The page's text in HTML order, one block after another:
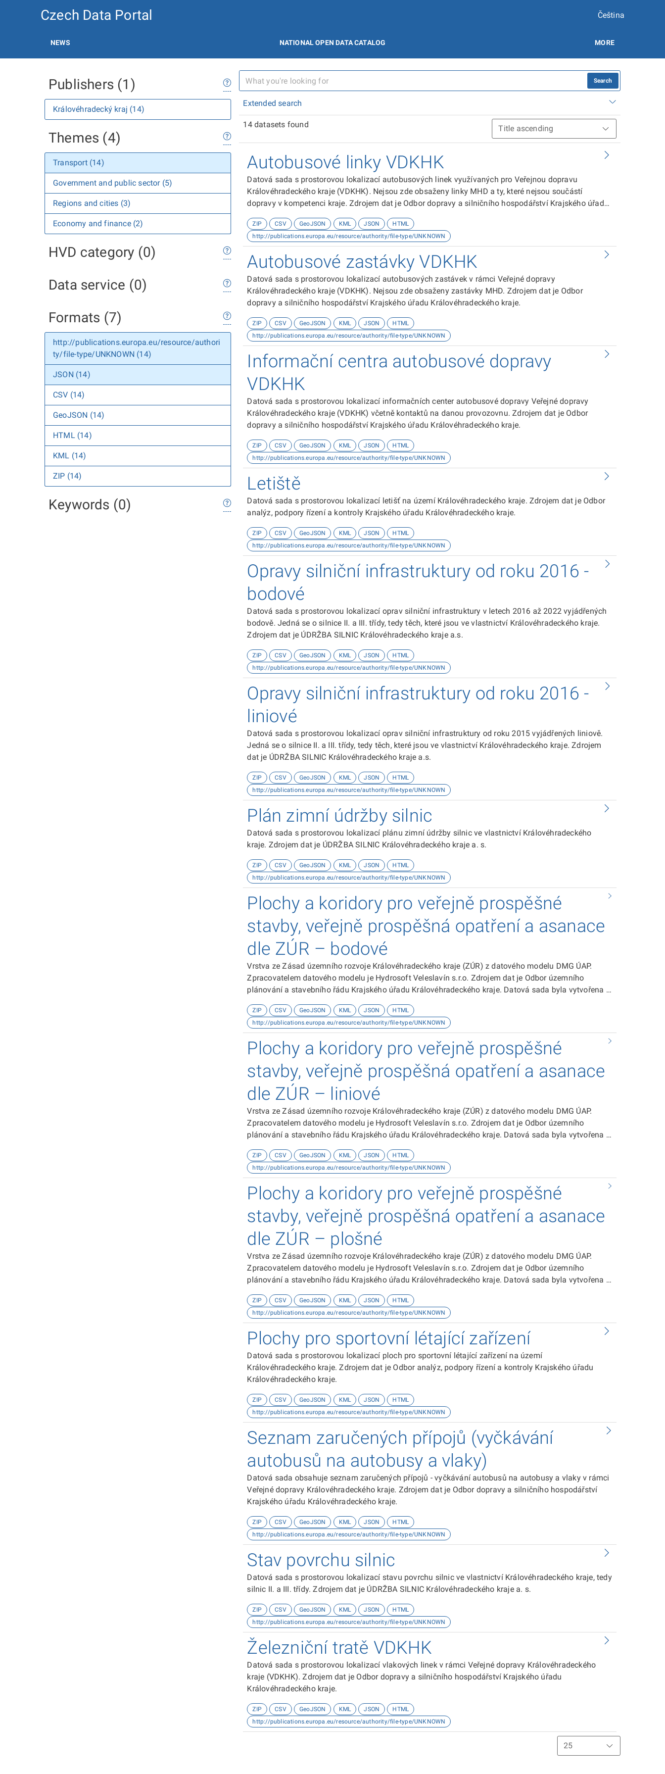
Czech Data Portal Čeština
NEWS NATIONAL OPEN DATA CATALOG MORE
Publishers (1)
Královéhradecký kraj (14)
Themes (4)
Transport (14)
Government and public sector (5)
Regions and cities (3)
Economy and finance (2)
HVD category (0)
Data service (0)
Formats (7)
http://publications.europa.eu/resource/authori
ty/file-type/UNKNOWN (14)
JSON (14)
CSV (14)
GeoJSON (14)
HTML (14)
KML (14)
ZIP (14)
Keywords (0)
Search
Extended search
14 datasets found
Autobusové linky VDKHK
Datová sada s prostorovou lokalizací autobusových linek využívaných pro Veřejnou dopravu
Královéhradeckého kraje (VDKHK). Nejsou zde obsaženy linky MHD a ty, které nejsou součástí
dopravy v kompetenci kraje. Zdrojem dat je Odbor dopravy a silničního hospodářství Krajského úřadu
ZIP CSV GeoJSON KML JSON
HTML
http://publications.europa.eu/resource/authority/file-type/UNKNOWN
Autobusové zastávky VDKHK
Datová sada s prostorovou lokalizací autobusových zastávek v rámci Veřejné dopravy
Královéhradeckého kraje (VDKHK). Nejsou zde obsaženy zastávky MHD. Zdrojem dat je Odbor
dopravy a silničního hospodářství Krajského úřadu Královéhradeckého kraje.
ZIP CSV GeoJSON KML JSON
HTML
http://publications.europa.eu/resource/authority/file-type/UNKNOWN
Informační centra autobusové dopravy
VDKHK
Datová sada s prostorovou lokalizací informačních center autobusové dopravy Veřejné dopravy
Královéhradeckého kraje (VDKHK) včetně kontaktů na danou provozovnu. Zdrojem dat je Odbor
dopravy a silničního hospodářství Krajského úřadu Královéhradeckého kraje.
ZIP CSV GeoJSON KML JSON
HTML
http://publications.europa.eu/resource/authority/file-type/UNKNOWN
Letiště
Datová sada s prostorovou lokalizací letišť na území Královéhradeckého kraje. Zdrojem dat je Odbor
analýz, podpory řízení a kontroly Krajského úřadu Královéhradeckého kraje.
ZIP CSV GeoJSON KML JSON
HTML
http://publications.europa.eu/resource/authority/file-type/UNKNOWN
Opravy silniční infrastruktury od roku 2016 -
bodové
Datová sada s prostorovou lokalizací oprav silniční infrastruktury v letech 2016 až 2022 vyjádřených
bodově. Jedná se o silnice II. a III. třídy, tedy těch, které jsou ve vlastnictví Královéhradeckého kraje.
Zdrojem dat je ÚDRŽBA SILNIC Královéhradeckého kraje a.s.
ZIP CSV GeoJSON KML JSON
HTML
http://publications.europa.eu/resource/authority/file-type/UNKNOWN
Opravy silniční infrastruktury od roku 2016 -
liniové
Datová sada s prostorovou lokalizací oprav silniční infrastruktury od roku 2015 vyjádřených liniově.
Jedná se o silnice II. a III. třídy, tedy těch, které jsou ve vlastnictví Královéhradeckého kraje. Zdrojem
dat je ÚDRŽBA SILNIC Královéhradeckého kraje a.s.
ZIP CSV GeoJSON KML JSON
HTML
http://publications.europa.eu/resource/authority/file-type/UNKNOWN
Plán zimní údržby silnic
Datová sada s prostorovou lokalizací plánu zimní údržby silnic ve vlastnictví Královéhradeckého
kraje. Zdrojem dat je ÚDRŽBA SILNIC Královéhradeckého kraje a. s.
ZIP CSV GeoJSON KML JSON
HTML
http://publications.europa.eu/resource/authority/file-type/UNKNOWN
Plochy a koridory pro veřejně prospěšné
stavby, veřejně prospěšná opatření a asanace
dle ZÚR – bodové
Vrstva ze Zásad územního rozvoje Královéhradeckého kraje (ZÚR) z datového modelu DMG ÚAP.
Zpracovatelem datového modelu je Hydrosoft Veleslavín s.r.o. Zdrojem dat je Odbor územního
plánování a stavebního řádu Krajského úřadu Královéhradeckého kraje. Datová sada byla vytvořena v
ZIP CSV GeoJSON KML JSON
HTML
http://publications.europa.eu/resource/authority/file-type/UNKNOWN
Plochy a koridory pro veřejně prospěšné
stavby, veřejně prospěšná opatření a asanace
dle ZÚR – liniové
Vrstva ze Zásad územního rozvoje Královéhradeckého kraje (ZÚR) z datového modelu DMG ÚAP.
Zpracovatelem datového modelu je Hydrosoft Veleslavín s.r.o. Zdrojem dat je Odbor územního
plánování a stavebního řádu Krajského úřadu Královéhradeckého kraje. Datová sada byla vytvořena v
ZIP CSV GeoJSON KML JSON
HTML
http://publications.europa.eu/resource/authority/file-type/UNKNOWN
Plochy a koridory pro veřejně prospěšné
stavby, veřejně prospěšná opatření a asanace
dle ZÚR – plošné
Vrstva ze Zásad územního rozvoje Královéhradeckého kraje (ZÚR) z datového modelu DMG ÚAP.
Zpracovatelem datového modelu je Hydrosoft Veleslavín s.r.o. Zdrojem dat je Odbor územního
plánování a stavebního řádu Krajského úřadu Královéhradeckého kraje. Datová sada byla vytvořena v
ZIP CSV GeoJSON KML JSON
HTML
http://publications.europa.eu/resource/authority/file-type/UNKNOWN
Plochy pro sportovní létající zařízení
Datová sada s prostorovou lokalizací ploch pro sportovní létající zařízení na území
Královéhradeckého kraje. Zdrojem dat je Odbor analýz, podpory řízení a kontroly Krajského úřadu
Královéhradeckého kraje.
ZIP CSV GeoJSON KML JSON
HTML
http://publications.europa.eu/resource/authority/file-type/UNKNOWN
Seznam zaručených přípojů (vyčkávání
autobusů na autobusy a vlaky)
Datová sada obsahuje seznam zaručených přípojů - vyčkávání autobusů na autobusy a vlaky v rámci
Veřejné dopravy Královéhradeckého kraje. Zdrojem dat je Odbor dopravy a silničního hospodářství
Krajského úřadu Královéhradeckého kraje.
ZIP CSV GeoJSON KML JSON
HTML
http://publications.europa.eu/resource/authority/file-type/UNKNOWN
Stav povrchu silnic
Datová sada s prostorovou lokalizací stavu povrchu silnic ve vlastnictví Královéhradeckého kraje, tedy
silnic II. a III. třídy. Zdrojem dat je ÚDRŽBA SILNIC Královéhradeckého kraje a. s.
ZIP CSV GeoJSON KML JSON
HTML
http://publications.europa.eu/resource/authority/file-type/UNKNOWN
Železniční tratě VDKHK
Datová sada s prostorovou lokalizací vlakových linek v rámci Veřejné dopravy Královéhradeckého
kraje (VDKHK). Zdrojem dat je Odbor dopravy a silničního hospodářství Krajského úřadu
Královéhradeckého kraje.
ZIP CSV GeoJSON KML JSON
HTML
http://publications.europa.eu/resource/authority/file-type/UNKNOWN